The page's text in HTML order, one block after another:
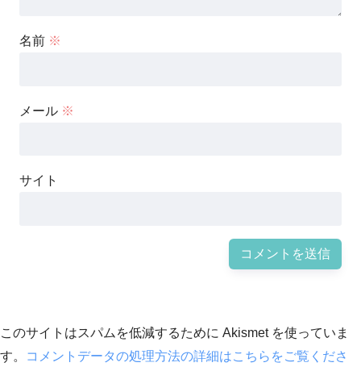
名前 ※
メール ※
サイト
このサイトはスパムを低減するために Akismet を使っていま
す。
コメントデータの処理方法の詳細はこちらをご覧くださ